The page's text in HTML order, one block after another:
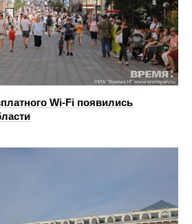
Wi-Fi появились